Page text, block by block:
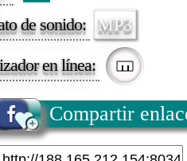
de sonido: MP3
en línea:
Compartir